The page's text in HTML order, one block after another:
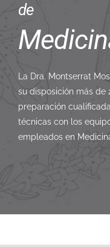
de
La Dra. Montserrat
su disposición más de
preparación
técnicas con los
empleados en